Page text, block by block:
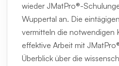
wieder JMatPro®-
Wuppertal an. Die
vermitteln die notwendigen
effektive Arbeit mit
Überblick über die